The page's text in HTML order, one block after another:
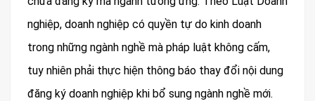
nghiệp, doanh nghiệp có quyền tự do kinh doanh
trong những ngành nghề mà pháp luật không cấm,
tuy nhiên phải thực hiện thông báo thay đổi nội dung
đăng ký doanh nghiệp khi bổ sung ngành nghề mới.